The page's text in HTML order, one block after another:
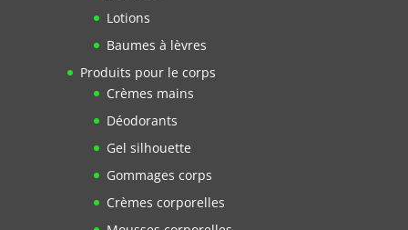
Lotions
Baumes à lèvres
Produits pour le corps
Crèmes mains
Déodorants
Gel silhouette
Gommages corps
Crèmes corporelles